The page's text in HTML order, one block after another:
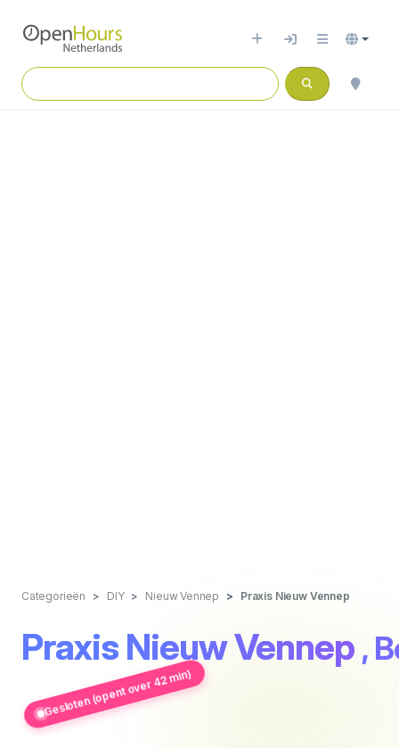
Categorieën DIY Nieuw Vennep Praxis Nieuw Vennep
Praxis Nieuw Vennep ,
Gesloten (opent over 42 min)